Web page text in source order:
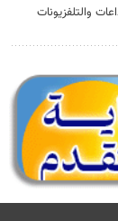
والتلفزيونات